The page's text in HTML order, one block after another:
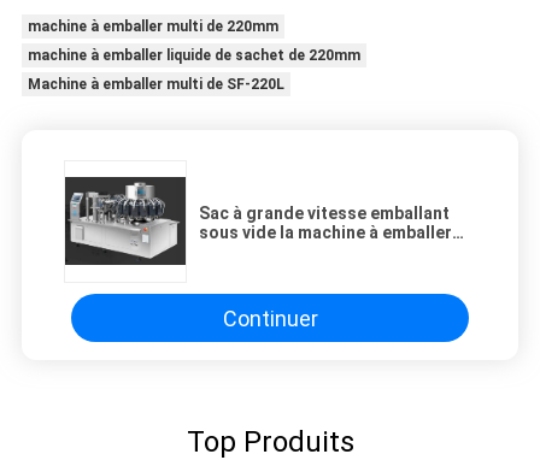
machine à emballer multi de 220mm
machine à emballer liquide de sachet de 220mm
Machine à emballer multi de SF-220L
Sac à grande vitesse emballant
sous vide la machine à emballer
Continuer
Top Produits